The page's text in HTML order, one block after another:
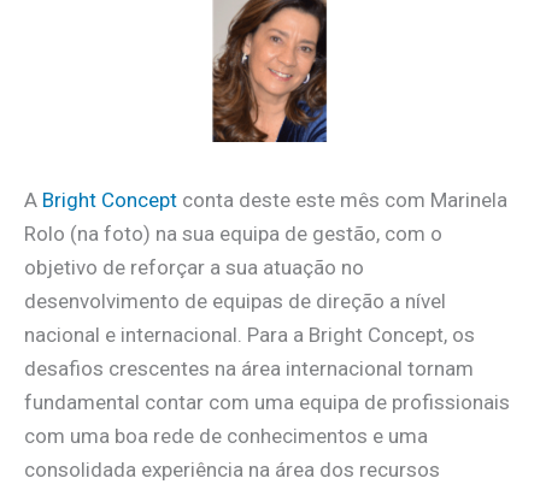
A Bright Concept conta deste este mês com Marinela
Rolo (na foto) na sua equipa de gestão, com o
objetivo de reforçar a sua atuação no
desenvolvimento de equipas de direção a nível
nacional e internacional. Para a Bright Concept, os
desafios crescentes na área internacional tornam
fundamental contar com uma equipa de profissionais
com uma boa rede de conhecimentos e uma
consolidada experiência na área dos recursos